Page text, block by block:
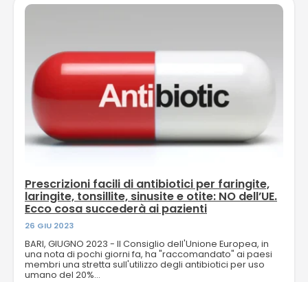
Prescrizioni facili di antibiotici per faringite,
laringite, tonsillite, sinusite e otite: NO dell’UE.
Ecco cosa succederà ai pazienti
26 GIU 2023
BARI, GIUGNO 2023 - Il Consiglio dell'Unione Europea, in
una nota di pochi giorni fa, ha "raccomandato" ai paesi
membri una stretta sull'utilizzo degli antibiotici per uso
umano del 20%...